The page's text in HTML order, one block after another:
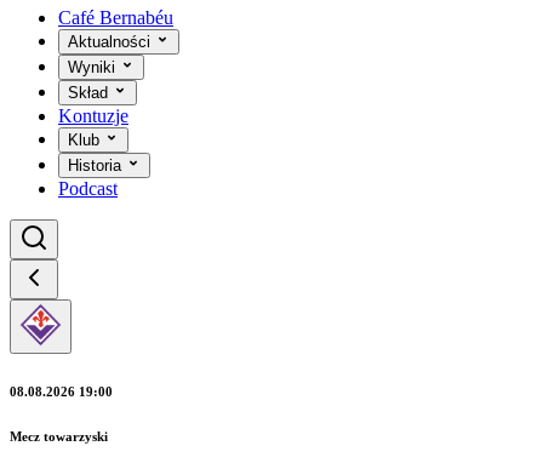
Café Bernabéu
Aktualności
Wyniki
Skład
Kontuzje
Klub
Historia
Podcast
08.08.2026 19:00
Mecz towarzyski